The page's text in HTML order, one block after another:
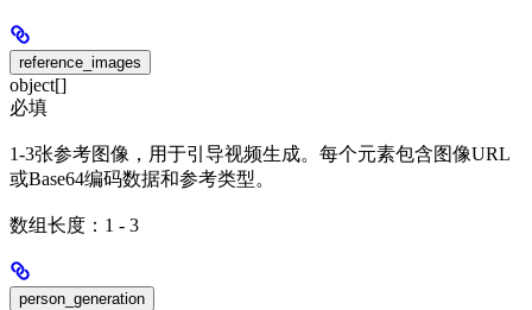
reference_images
object[]
必填
1-3张参考图像，用于引导视频生成。每个元素包含图像URL
或Base64编码数据和参考类型。
数组长度：1 - 3
person_generation